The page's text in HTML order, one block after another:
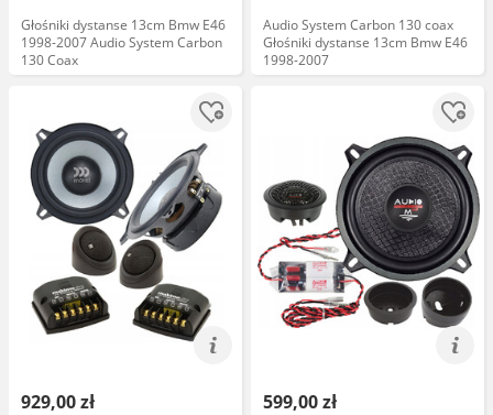
Głośniki dystanse 13cm Bmw E46
1998-2007 Audio System Carbon
130 Coax
Audio System Carbon 130 coax
Głośniki dystanse 13cm Bmw E46
1998-2007
929,00 zł 599,00 zł